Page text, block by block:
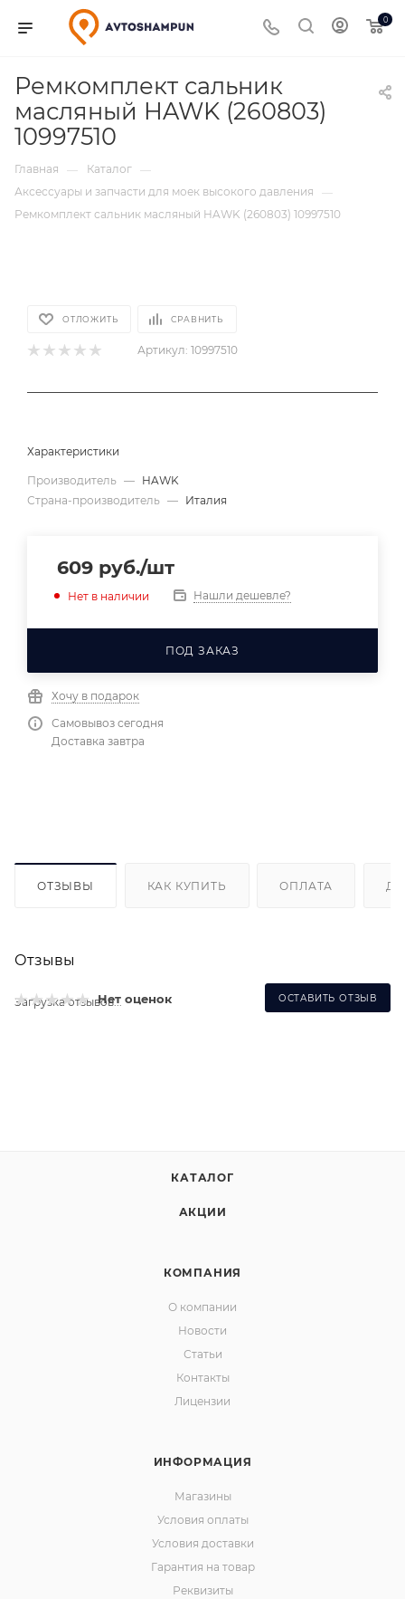
0
Ремкомплект сальник
масляный HAWK (260803)
10997510
Главная — Каталог —
Аксессуары и запчасти для моек высокого давления
—
Ремкомплект сальник масляный HAWK (260803) 10997510
ОТЛОЖИТЬ СРАВНИТЬ
Артикул: 10997510
Характеристики
Производитель — HAWK
Страна-производитель — Италия
609 руб./шт
Нет в наличии Нашли дешевле?
ПОД ЗАКАЗ
Хочу в подарок
Самовывоз сегодня
Доставка завтра
ОТЗЫВЫ КАК КУПИТЬ ОПЛАТА
Отзывы
Нет оценок ОСТАВИТЬ ОТЗЫВ
Загрузка отзывов...
КАТАЛОГ
АКЦИИ
КОМПАНИЯ
О компании
Новости
Статьи
Контакты
Лицензии
ИНФОРМАЦИЯ
Магазины
Условия оплаты
Условия доставки
Гарантия на товар
Реквизиты